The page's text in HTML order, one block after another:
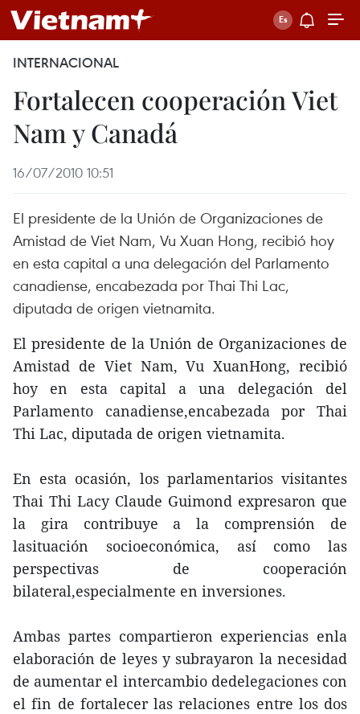
INTERNACIONAL
Fortalecen cooperación Viet
Nam y Canadá
16/07/2010 10:51
El presidente de la Unión de Organizaciones de
Amistad de Viet Nam, Vu Xuan Hong, recibió hoy
en esta capital a una delegación del Parlamento
canadiense, encabezada por Thai Thi Lac,
diputada de origen vietnamita.
El presidente de la Unión de Organizaciones de
Amistad de Viet Nam, Vu XuanHong, recibió
hoy en esta capital a una delegación del
Parlamento canadiense,encabezada por Thai
Thi Lac, diputada de origen vietnamita.
En esta ocasión, los parlamentarios visitantes
Thai Thi Lacy Claude Guimond expresaron que
la gira contribuye a la comprensión de
lasituación socioeconómica, así como las
perspectivas de cooperación
bilateral,especialmente en inversiones.
Ambas partes compartieron experiencias enla
elaboración de leyes y subrayaron la necesidad
de aumentar el intercambio dedelegaciones con
el fin de fortalecer las relaciones entre los dos